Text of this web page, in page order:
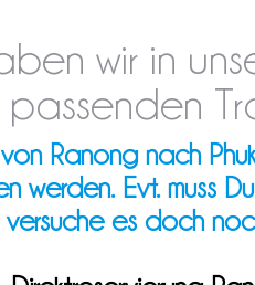
wir in
passenden
Ranong nach
werden. Evt. muss
versuche es doch